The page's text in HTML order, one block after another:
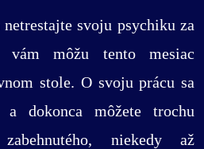
svoju psychiku za
vám môžu tento mesiac
stole. O svoju prácu sa
a dokonca môžete trochu
niekedy až